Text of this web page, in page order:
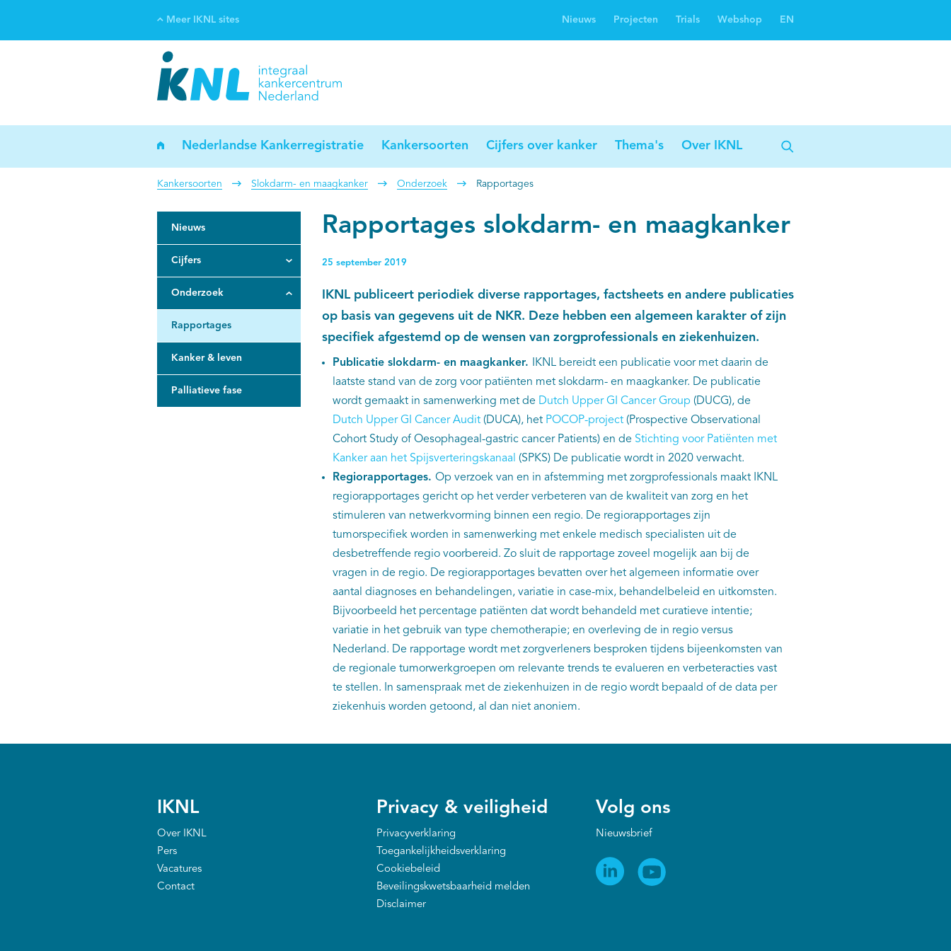
kanker
Meer IKNL sites Nieuws Projecten Trials Webshop EN
Nederlandse Kankerregistratie Kankersoorten Cijfers over kanker Thema's Over IKNL
Kankersoorten Slokdarm- en maagkanker Onderzoek Rapportages
Nieuws
Cijfers
Onderzoek
Rapportages
Kanker & leven
Palliatieve fase
Rapportages slokdarm- en maagkanker
25 september 2019
IKNL publiceert periodiek diverse rapportages, factsheets en andere publicaties
op basis van gegevens uit de NKR. Deze hebben een algemeen karakter of zijn
specifiek afgestemd op de wensen van zorgprofessionals en ziekenhuizen.
Publicatie slokdarm- en maagkanker.
IKNL bereidt een publicatie voor met daarin de
laatste stand van de zorg voor patiënten met slokdarm- en maagkanker. De publicatie
wordt gemaakt in samenwerking met deDutch Upper GI Cancer Group (DUCG), de
Dutch Upper GI Cancer Audit(DUCA), het POCOP-project(Prospective Observational
Cohort Study of Oesophageal-gastric cancer Patients) en de Stichting voor Patiënten met
Kanker aan het Spijsverteringskanaal (SPKS) De publicatie wordt in 2020 verwacht.
Regiorapportages. Op verzoek van en in afstemming met zorgprofessionals maakt IKNL
regiorapportages gericht op het verder verbeteren van de kwaliteit van zorg en het
stimuleren van netwerkvorming binnen een regio. De regiorapportages zijn
tumorspecifiek worden in samenwerking met enkele medisch specialisten uit de
desbetreffende regio voorbereid. Zo sluit de rapportage zoveel mogelijk aan bij de
vragen in de regio. De regiorapportages bevatten over het algemeen informatie over
aantal diagnoses en behandelingen, variatie in case-mix, behandelbeleid en uitkomsten.
Bijvoorbeeld het percentage patiënten dat wordt behandeld met curatieve intentie;
variatie in het gebruik van type chemotherapie; en overleving de in regio versus
Nederland. De rapportage wordt met zorgverleners besproken tijdens bijeenkomsten van
de regionale tumorwerkgroepen om relevante trends te evalueren en verbeteracties vast
te stellen. In samenspraak met de ziekenhuizen in de regio wordt bepaald of de data per
ziekenhuis worden getoond, al dan niet anoniem.
IKNL
Over IKNL
Pers
Vacatures
Contact
Privacy & veiligheid
Privacyverklaring
Toegankelijkheidsverklaring
Cookiebeleid
Beveilingskwetsbaarheid melden
Disclaimer
Volg ons
Nieuwsbrief